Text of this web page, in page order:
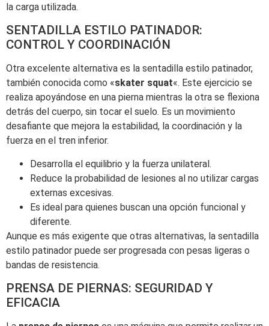
la carga utilizada.
SENTADILLA ESTILO PATINADOR:
CONTROL Y COORDINACIÓN
Otra excelente alternativa es la sentadilla estilo patinador,
también conocida como «skater squat«. Este ejercicio se
realiza apoyándose en una pierna mientras la otra se flexiona
detrás del cuerpo, sin tocar el suelo. Es un movimiento
desafiante que mejora la estabilidad, la coordinación y la
fuerza en el tren inferior.
Desarrolla el equilibrio y la fuerza unilateral.
Reduce la probabilidad de lesiones al no utilizar cargas
externas excesivas.
Es ideal para quienes buscan una opción funcional y
diferente.
Aunque es más exigente que otras alternativas, la sentadilla
estilo patinador puede ser progresada con pesas ligeras o
bandas de resistencia.
PRENSA DE PIERNAS: SEGURIDAD Y
EFICACIA